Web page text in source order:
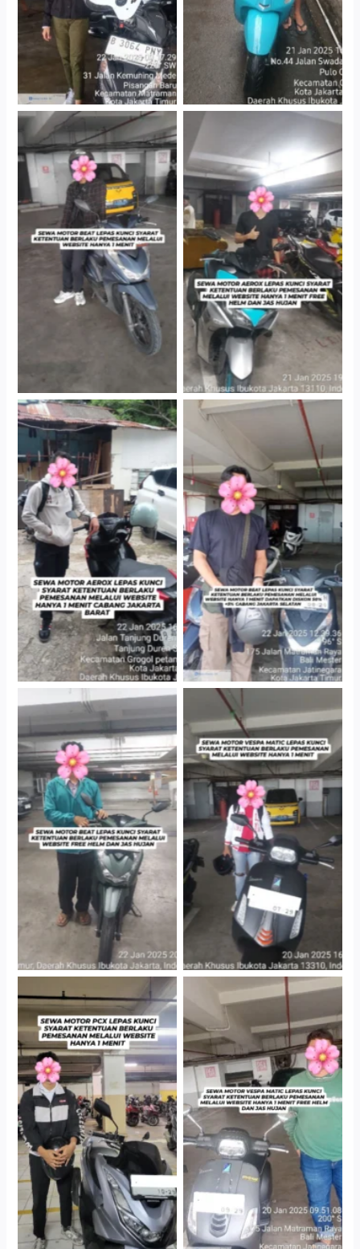
Cityplaza Jatinegara
Gedung Parkir P6A
Cityplaza Jatinegara
Gedung Parkir P6A
Cabang Jakarta Barat
Cityplaza Jatinegara
Gedung Parkir P6A
Cityplaza Jatinegara
Gedung Parkir P6A
Cityplaza Jatinegara
Gedung Parkir P6A
Hotel Kartika Chandra,
Jakarta Selatan
Cityplaza Jatinegara
Gedung Parkir P6A